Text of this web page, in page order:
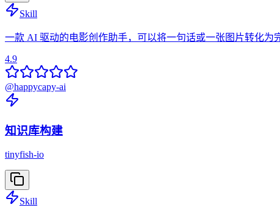
Skill
一款 AI 驱动的电影创作助手，可以将一句话或一张图片转化为
4.9
@happycapy-ai
知识库构建
tinyfish-io
Skill